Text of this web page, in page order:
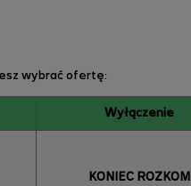
wybrać ofertę:
Wyłączenie
KONIEC ROZKOM